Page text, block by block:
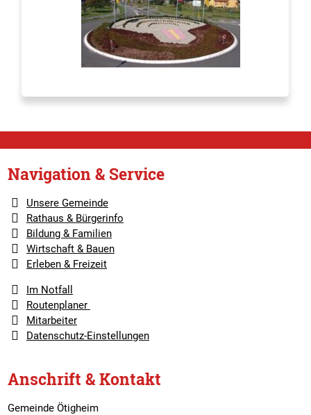
Navigation & Service
Unsere Gemeinde
Rathaus & Bürgerinfo
Bildung & Familien
Wirtschaft & Bauen
Erleben & Freizeit
Im Notfall
Routenplaner
Mitarbeiter
Datenschutz-Einstellungen
Anschrift & Kontakt
Gemeinde Ötigheim